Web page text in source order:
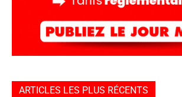
ARTICLES LES PLUS RÉCENTS